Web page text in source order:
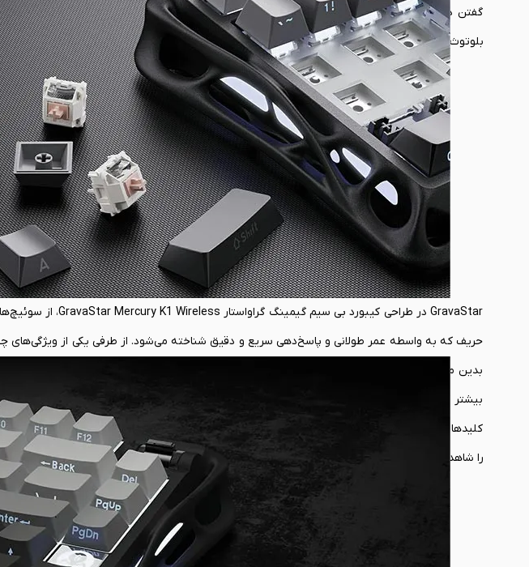
گفتن دارد و به لطف باتری داخلی 8000 میلی آمپر ساعت خودش توانایی
بلوتوث، حتی تا بیش از 200 ساعت هم می‌تواند پاسخگوی نیاز شما باشد. رقمی چشمگیر که عملاً نیاز به شارژ روزانه را از بین می‌برد.
بدین معنی که می‌توانید بدون نیاز به لحیم‌کاری، سوئیچ‌ها را جدا و با مدل دلخواه خود
کلیدها روی پدهای سیلیکونی نرم سوار شده‌اند تا ضربات و صدای ناشی از تایپ را جذب کنند. در
را شاهد هستید.